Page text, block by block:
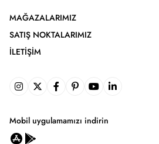
MAĞAZALARIMIZ
SATIŞ NOKTALARIMIZ
İLETIŞIM
Mobil uygulamamızı indirin